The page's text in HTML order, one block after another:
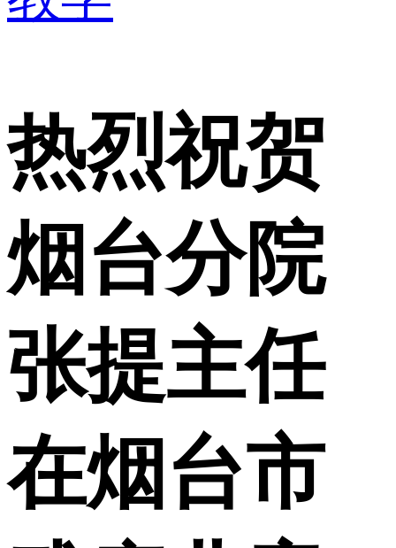
热烈祝贺
烟台分院
张提主任
在烟台市